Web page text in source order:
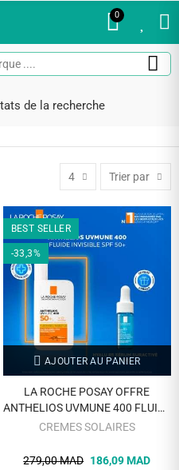
0
de la recherche
4 Trier par
BEST SELLER
-33,3%
AJOUTER AU PANIER
LA ROCHE POSAY OFFRE
ANTHELIOS UVMUNE 400 FLUIDE
SOLAIRE INVISIBLE SPF 50+ 50
CREMES SOLAIRES
279,00 MAD 186,09 MAD